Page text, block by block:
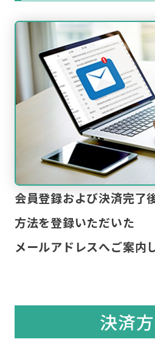
会員登録および決済完了
方法を登録いただいた
メールアドレスへご案内
決済